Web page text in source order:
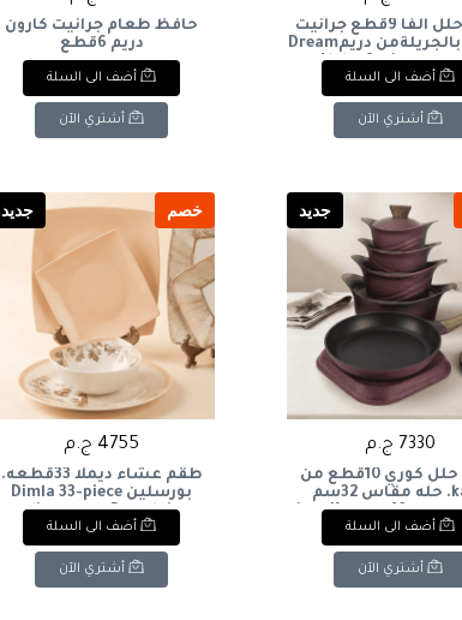
طقم حلل الفا 9قطع جرانيت
28سم بالجريلةمن دريمDream
Alpha 9-piece
cookware set, 28cm,
أضف الى السلة
أشتري الآن
حافظ طعام جرانيت كارون
دريم 6قطع
أضف الى السلة
أشتري الآن
جديد
7330 ج.م
طقم حلل كوري 10قطع من
kaza. حله مقاس 32سم
+جريل+مقلايه10-piece Korean
cookware set from
Includes a 32cm
grill, and frying
أضف الى السلة
أشتري الآن
خصم جديد
4755 ج.م
طقم عشاء ديملا 33قطعه.
بورسلين Dimla 33-piece
dinner set. Porcelain.
أضف الى السلة
أشتري الآن